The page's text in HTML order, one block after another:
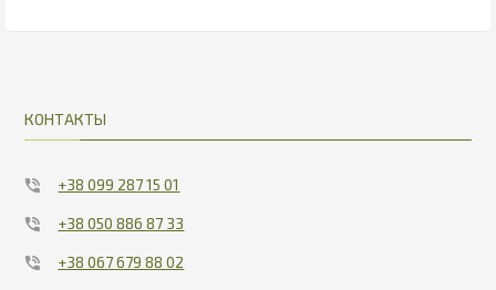
КОНТАКТЫ
+38 099 287 15 01
+38 050 886 87 33
+38 067 679 88 02